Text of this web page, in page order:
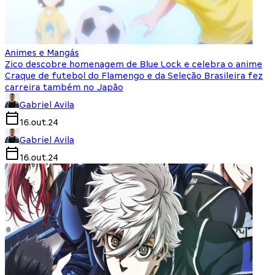
Animes e Mangás
Zico descobre homenagem de Blue Lock e celebra o anime
Craque de futebol do Flamengo e da Seleção Brasileira fez
carreira também no Japão
Gabriel Avila
16.out.24
Gabriel Avila
16.out.24